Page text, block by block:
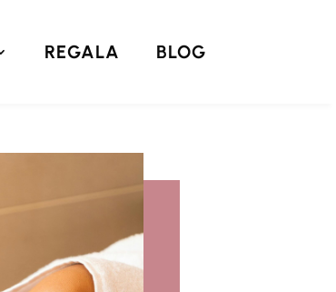
REGALA BLOG